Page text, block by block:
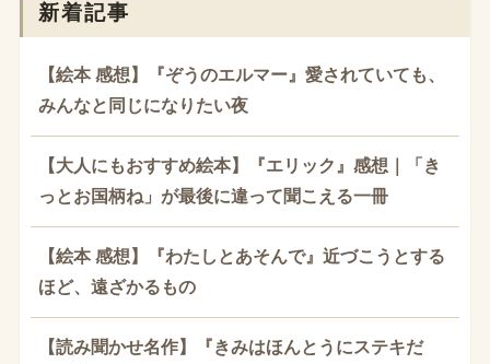
新着記事
【絵本 感想】『ぞうのエルマー』愛されていても、
みんなと同じになりたい夜
【大人にもおすすめ絵本】『エリック』感想｜「き
っとお国柄ね」が最後に違って聞こえる一冊
【絵本 感想】『わたしとあそんで』近づこうとする
ほど、遠ざかるもの
【読み聞かせ名作】『きみはほんとうにステキだ